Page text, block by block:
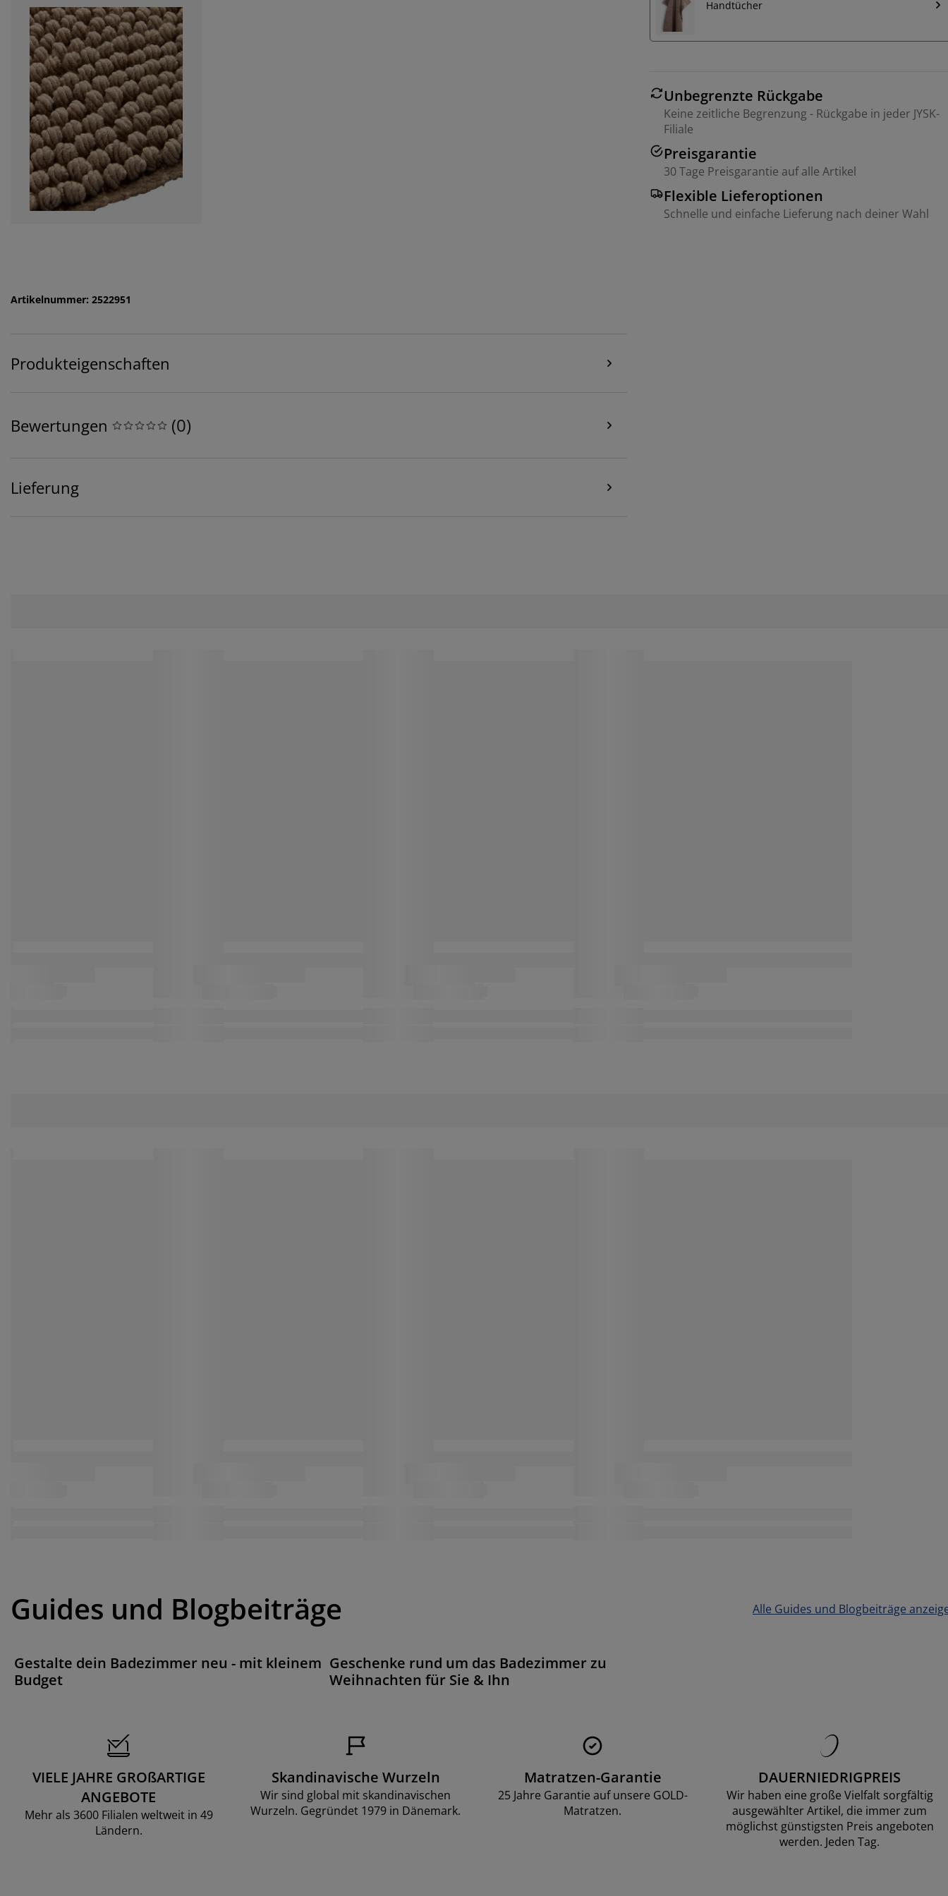
Handtücher
Unbegrenzte Rückgabe
Keine zeitliche Begrenzung - Rückgabe in jeder JYSK-
Filiale
Preisgarantie
30 Tage Preisgarantie auf alle Artikel
Flexible Lieferoptionen
Schnelle und einfache Lieferung nach deiner Wahl
Artikelnummer: 2522951
Produkteigenschaften
Bewertungen (0)
Lieferung
Guides und Blogbeiträge Alle Guides und Blogbeiträge
Gestalte dein Badezimmer neu - mit kleinem
Budget
Geschenke rund um das Badezimmer zu
Weihnachten für Sie & Ihn
VIELE JAHRE GROßARTIGE
ANGEBOTE
Mehr als 3600 Filialen weltweit in 49
Ländern.
Skandinavische Wurzeln
Wir sind global mit skandinavischen
Wurzeln. Gegründet 1979 in Dänemark.
Matratzen-Garantie
25 Jahre Garantie auf unsere GOLD-
Matratzen.
DAUERNIEDRIGPREIS
Wir haben eine große Vielfalt sorgfältig
ausgewählter Artikel, die immer zum
möglichst günstigsten Preis angeboten
werden. Jeden Tag.